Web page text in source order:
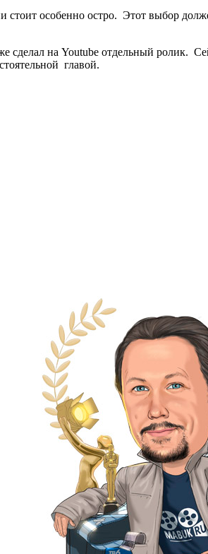
стоит особенно остро. Этот выбор
сделал на Youtube отдельный ролик.
главой.